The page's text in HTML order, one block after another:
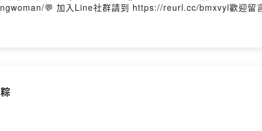
💬 加入Line社群請到 https://reurl.cc/bmxvyl歡迎留